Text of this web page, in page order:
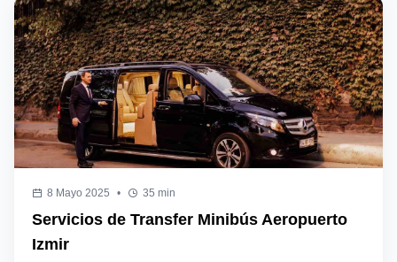
8 Mayo 2025 • 35 min
Servicios de Transfer Minibús Aeropuerto
Izmir